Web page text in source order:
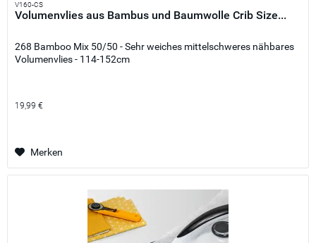
V160-CS
Volumenvlies aus Bambus und Baumwolle Crib Size...
268 Bamboo Mix 50/50 - Sehr weiches mittelschweres nähbares
Volumenvlies - 114-152cm
19,99 €
Merken